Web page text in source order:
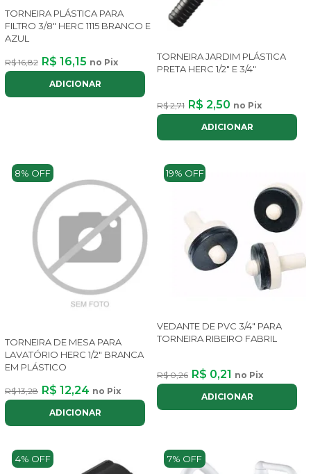
TORNEIRA PLÁSTICA PARA
FILTRO 3/8" HERC 1115 BRANCO E
AZUL
R$ 16,82 R$ 16,15 no Pix
ADICIONAR
TORNEIRA JARDIM PLÁSTICA
PRETA HERC 1/2" E 3/4"
R$ 2,71 R$ 2,50 no Pix
ADICIONAR
8% OFF
TORNEIRA DE MESA PARA
LAVATÓRIO HERC 1/2" BRANCA
EM PLÁSTICO
R$ 13,28 R$ 12,24 no Pix
ADICIONAR
19% OFF
VEDANTE DE PVC 3/4" PARA
TORNEIRA RIBEIRO FABRIL
R$ 0,26 R$ 0,21 no Pix
ADICIONAR
4% OFF 7% OFF